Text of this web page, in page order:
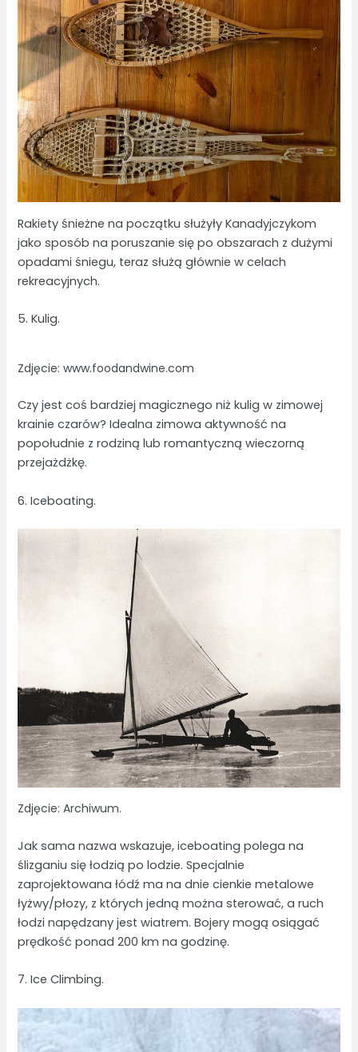
Rakiety śnieżne na początku służyły Kanadyjczykom
jako sposób na poruszanie się po obszarach z dużymi
opadami śniegu, teraz służą głównie w celach
rekreacyjnych.
5. Kulig.
Zdjęcie: www.foodandwine.com
Czy jest coś bardziej magicznego niż kulig w zimowej
krainie czarów? Idealna zimowa aktywność na
popołudnie z rodziną lub romantyczną wieczorną
przejażdżkę.
6. Iceboating.
Zdjęcie: Archiwum.
Jak sama nazwa wskazuje, iceboating polega na
ślizganiu się łodzią po lodzie. Specjalnie
zaprojektowana łódź ma na dnie cienkie metalowe
łyżwy/płozy, z których jedną można sterować, a ruch
łodzi napędzany jest wiatrem. Bojery mogą osiągać
prędkość ponad 200 km na godzinę.
7. Ice Climbing.